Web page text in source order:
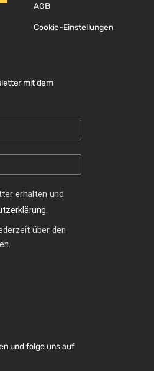
AGB
Cookie-Einstellungen
mit dem
erhalten und
.
über den
und folge uns auf